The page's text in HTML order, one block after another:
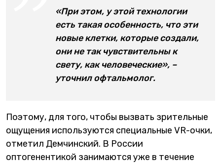
«При этом, у этой технологии
есть такая особенность, что эти
новые клетки, которые создали,
они не так чувствительны к
свету, как человеческие», –
уточнил офтальмолог.
Поэтому, для того, чтобы вызвать зрительные
ощущения используются специальные VR-очки,
отметил Демчинский. В России
оптогенентикой занимаются уже в течение